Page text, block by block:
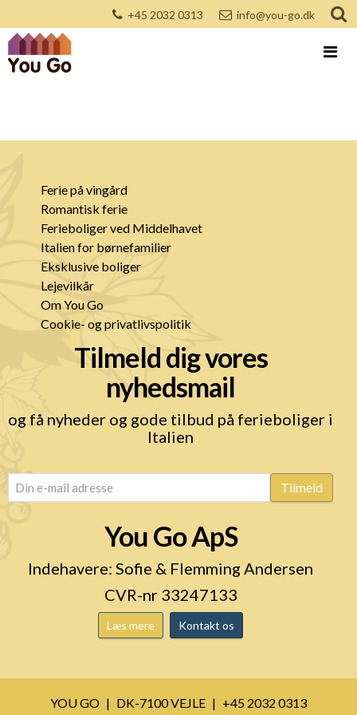
+45 2032 0313 info@you-go.dk
Ferie på vingård
Romantisk ferie
Ferieboliger ved Middelhavet
Italien for børnefamilier
Eksklusive boliger
Lejevilkår
Om You Go
Cookie- og privatlivspolitik
Tilmeld dig vores
nyhedsmail
og få nyheder og gode tilbud på ferieboliger i
Italien
email (Påkrævet) Tilmeld
You Go ApS
Indehavere: Sofie & Flemming Andersen
CVR-nr 33247133
Læs mere Kontakt os
YOU GO DK-7100 VEJLE
+45 2032 0313